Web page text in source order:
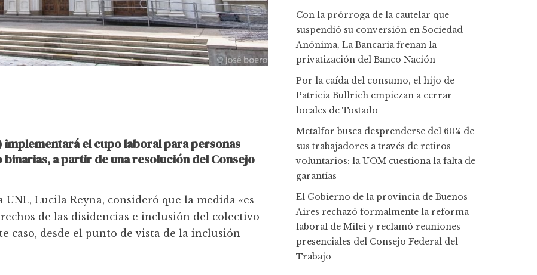
el cupo laboral para personas
a partir de una resolución del Consejo
Lucila Reyna, consideró que la medida «es
de las disidencias e inclusión del colectivo
caso, desde el punto de vista de la inclusión
Con la prórroga de la cautelar que
suspendió su conversión en Sociedad
Anónima, La Bancaria frenan la
privatización del Banco Nación
Por la caída del consumo, el hijo de
Patricia Bullrich empiezan a cerrar
locales de Tostado
Metalfor busca desprenderse del 60% de
sus trabajadores a través de retiros
voluntarios: la UOM cuestiona la falta de
garantías
El Gobierno de la provincia de Buenos
Aires rechazó formalmente la reforma
laboral de Milei y reclamó reuniones
presenciales del Consejo Federal del
Trabajo